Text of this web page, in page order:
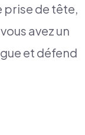
prise de tête,
avez un
et défend